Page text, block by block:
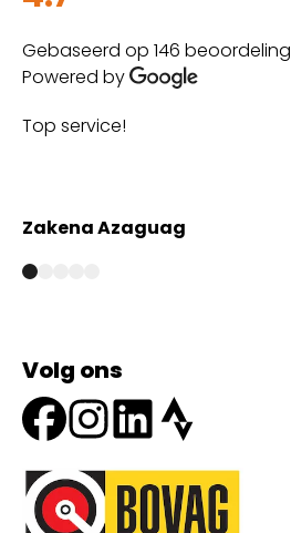
Gebaseerd op 146
Powered by
Top service!
Zakena Azaguag
Volg ons
Onze partners